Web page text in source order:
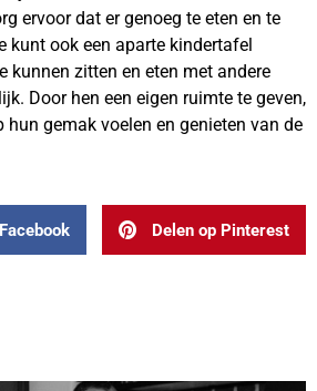
ervoor dat er genoeg te eten en te
kunt ook een aparte kindertafel
kunnen zitten en eten met andere
Door hen een eigen ruimte te geven,
hun gemak voelen en genieten van de
Delen op Pinterest